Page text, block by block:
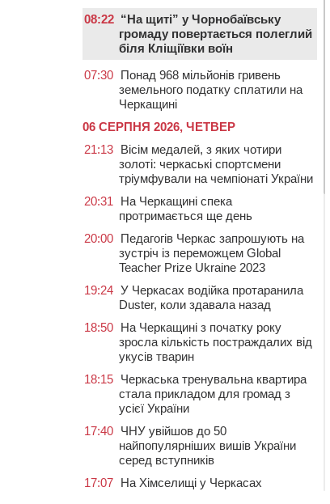
08:22 “На щиті” у Чорнобаївську
громаду повертається полеглий
біля Кліщіївки воїн
07:30 Понад 968 мільйонів гривень
земельного податку сплатили на
Черкащині
06 СЕРПНЯ 2026, ЧЕТВЕР
21:13 Вісім медалей, з яких чотири
золоті: черкаські спортсмени
тріумфували на чемпіонаті України
20:31
На Черкащині спека
протримається ще день
20:00 Педагогів Черкас запрошують на
зустріч із переможцем Global
Teacher Prize Ukraine 2023
19:24 У Черкасах водійка протаранила
Duster, коли здавала назад
18:50 На Черкащині з початку року
зросла кількість постраждалих від
укусів тварин
18:15 Черкаська тренувальна квартира
стала прикладом для громад з
усієї України
17:40 ЧНУ увійшов до 50
найпопулярніших вишів України
серед вступників
17:07 На Хімселищі у Черкасах